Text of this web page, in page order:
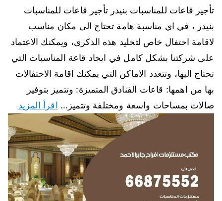
تأجير قاعات للمناسبات بنيدر تأجير قاعات للمناسبات
بنيدر ، في اي مناسبة هامة تحتاج الى مكان مناسب
لاقامة احتفال خاص لتخليد هذه الذكرى، ويمكنك الاعتماد
على شركتنا بشكل كامل في ايجاد قاعة المناسبات التي
تحتاج اليها، وتتعدد الاماكن التي يمكنك اقامة الاحتفالات
بها من اهمها: قاعات الفنادق المتميزة: وتتميز بتوفير
صالات بمساحات واسعة ومختلفة وتتميز… اقرأ المزيد